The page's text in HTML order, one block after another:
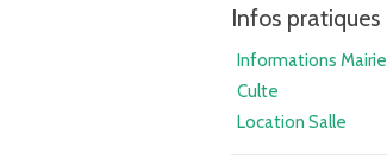
Infos pratiques
Informations Mairie
Culte
Location Salle